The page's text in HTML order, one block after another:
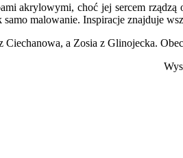
akrylowymi, choć jej sercem
samo malowanie. Inspiracje znajduje
a Zosia z Glinojecka.